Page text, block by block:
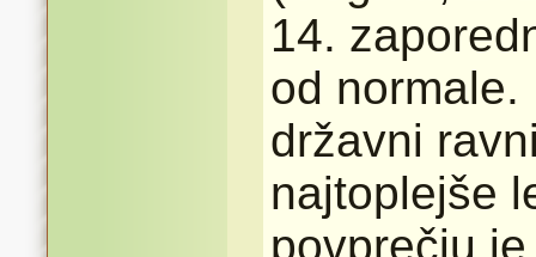
14.
od
državni
najtoplejše
povprečju